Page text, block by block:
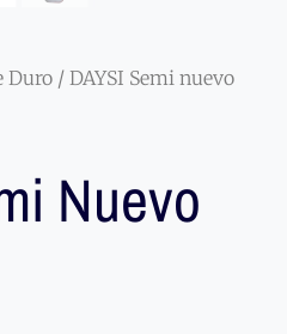
Duro / DAYSI Semi nuevo
Nuevo